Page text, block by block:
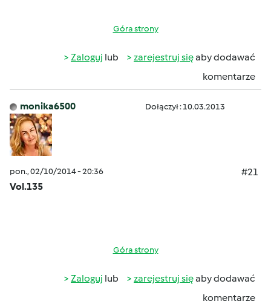
Góra strony
Zaloguj lub zarejestruj sięaby dodawać
komentarze
monika6500 Dołączył : 10.03.2013
pon., 02/10/2014 - 20:36
#21
Vol.135
Góra strony
Zaloguj lub zarejestruj sięaby dodawać
komentarze